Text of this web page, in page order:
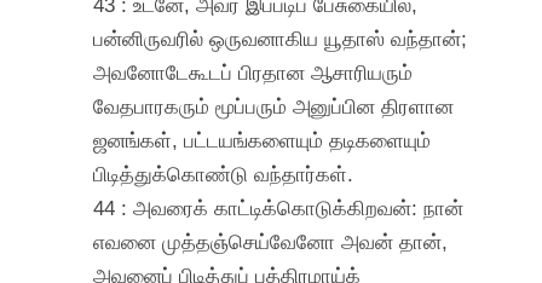
பன்னிருவரில் ஒருவனாகிய யூதாஸ் வந்தான்;
அவனோடேகூடப் பிரதான ஆசாரியரும்
வேதபாரகரும் மூப்பரும் அனுப்பின திரளான
ஜனங்கள், பட்டயங்களையும் தடிகளையும்
பிடித்துக்கொண்டு வந்தார்கள்.
44 : அவரைக் காட்டிக்கொடுக்கிறவன்: நான்
எவனை முத்தஞ்செய்வேனோ அவன் தான்,
அவனைப் பிடித்துப் பத்திரமாய்க்